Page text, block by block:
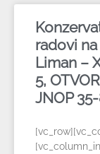
radovi
Liman –
5,
JNOP